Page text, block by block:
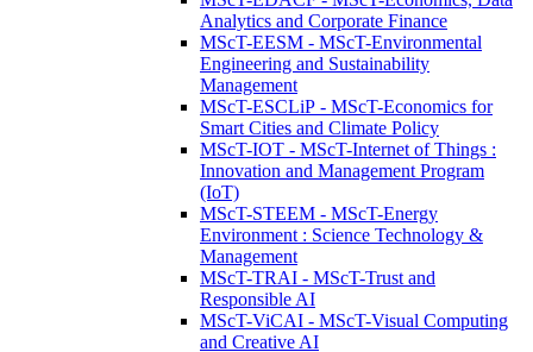
Analytics and Corporate Finance
MScT-EESM - MScT-Environmental
Engineering and Sustainability
Management
MScT-ESCLiP - MScT-Economics for
Smart Cities and Climate Policy
MScT-IOT - MScT-Internet of Things :
Innovation and Management Program
(IoT)
MScT-STEEM - MScT-Energy
Environment : Science Technology &
Management
MScT-TRAI - MScT-Trust and
Responsible AI
MScT-ViCAI - MScT-Visual Computing
and Creative AI